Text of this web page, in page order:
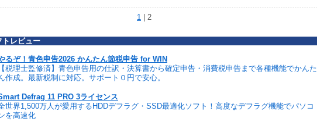
1 | 2
レビュー
るぞ！青色申告2026 かんたん節税申告 for WIN
税理士監修済】青色申告用の仕訳・決算書から確定申告・消費税申告まで各種機能でかんた
作成。最新税制に対応。サポート０円で安心。
Defrag 11 PRO 3ライセンス
世界1,500万人が愛用するHDDデフラグ・SSD最適化ソフト！高度なデフラグ機能でパソコ
を高速化